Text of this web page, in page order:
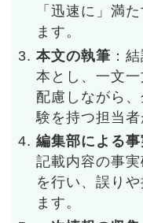
「迅速に」満
ます。
本文の執筆 ：
本とし、一文
配慮しながら
験を持つ担当者
編集部による
記載内容の事実
を行い、誤り
ます。